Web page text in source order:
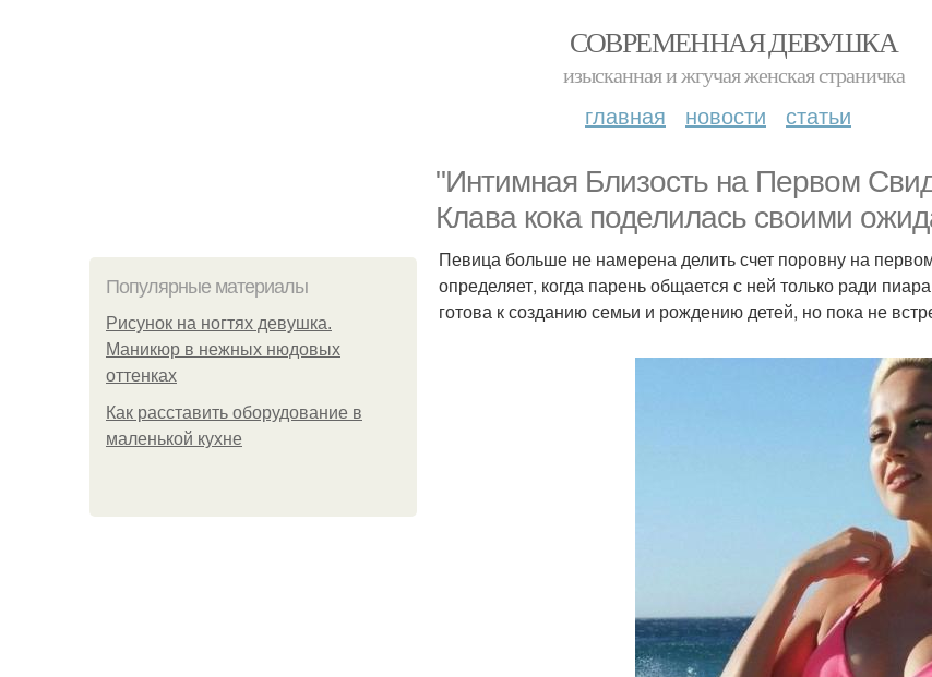
СОВРЕМЕННАЯ ДЕВУШКА
изысканная и жгучая женская страничка
главная новости статьи
"Интимная Близость на Первом
Клава кока поделилась своими
Популярные материалы
Рисунок на ногтях девушка.
Маникюр в нежных нюдовых
оттенках
Как расставить оборудование в
маленькой кухне
Певица больше не намерена делить счет поровну на
определяет, когда парень общается с ней только ради
готова к созданию семьи и рождению детей, но пока не